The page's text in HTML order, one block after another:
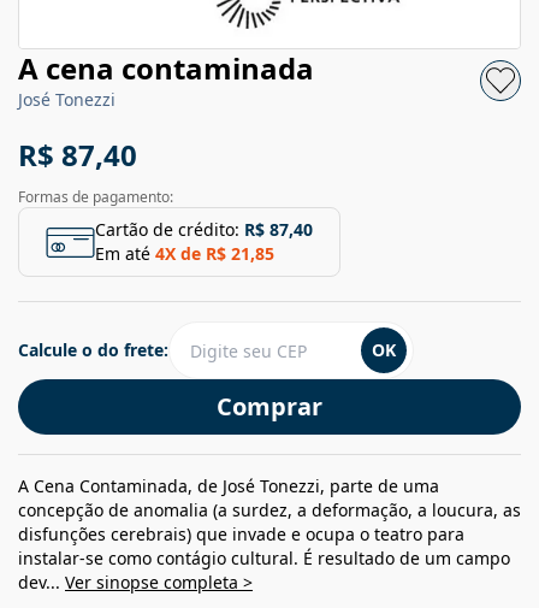
A cena contaminada
José Tonezzi
R$ 87,40
Formas de pagamento:
Cartão de crédito: R$ 87,40
Em até 4X de R$ 21,85
Comprar
Calcule o do frete: OK
A Cena Contaminada, de José Tonezzi, parte de uma
concepção de anomalia (a surdez, a deformação, a loucura, as
disfunções cerebrais) que invade e ocupa o teatro para
instalar-se como contágio cultural. É resultado de um campo
dev... Ver sinopse completa >